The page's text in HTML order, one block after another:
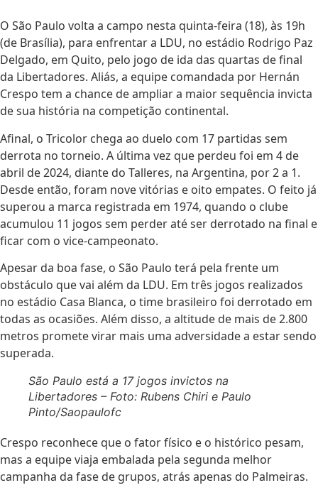
O São Paulo volta a campo nesta quinta-feira (18), às 19h
(de Brasília), para enfrentar a LDU, no estádio Rodrigo Paz
Delgado, em Quito, pelo jogo de ida das quartas de final
da Libertadores. Aliás, a equipe comandada por Hernán
Crespo tem a chance de ampliar a maior sequência invicta
de sua história na competição continental.
Afinal, o Tricolor chega ao duelo com 17 partidas sem
derrota no torneio. A última vez que perdeu foi em 4 de
abril de 2024, diante do Talleres, na Argentina, por 2 a 1.
Desde então, foram nove vitórias e oito empates. O feito já
superou a marca registrada em 1974, quando o clube
acumulou 11 jogos sem perder até ser derrotado na final e
ficar com o vice-campeonato.
Apesar da boa fase, o São Paulo terá pela frente um
obstáculo que vai além da LDU. Em três jogos realizados
no estádio Casa Blanca, o time brasileiro foi derrotado em
todas as ocasiões. Além disso, a altitude de mais de 2.800
metros promete virar mais uma adversidade a estar sendo
superada.
São Paulo está a 17 jogos invictos na
Libertadores – Foto: Rubens Chiri e Paulo
Pinto/Saopaulofc
Crespo reconhece que o fator físico e o histórico pesam,
mas a equipe viaja embalada pela segunda melhor
campanha da fase de grupos, atrás apenas do Palmeiras.